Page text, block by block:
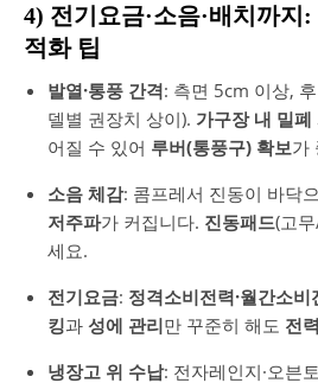
4) 전기요금·소음·배치까지
적화 팁
발열·통풍 간격: 측면 5cm 이상,
델별 권장치 상이). 가구장 내 밀폐
어질 수 있어 루버(통풍구) 확보가
소음 체감: 콤프레서 진동이 바닥
저주파가 커집니다. 진동패드(고
세요.
전기요금: 정격소비전력·월간소비
킹과 성에 관리만 꾸준히 해도 전
냉장고 위 수납: 전자레인지·오븐